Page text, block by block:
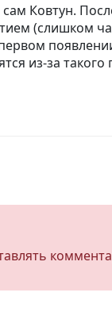
Ковтун.
(слишком
из-за такого